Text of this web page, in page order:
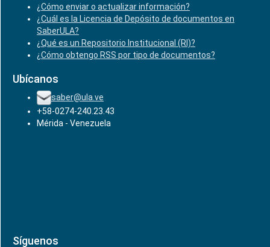
¿Cómo enviar o actualizar información?
¿Cuál es la Licencia de Depósito de documentos en
SaberULA?
¿Qué es un Repositorio Institucional (RI)?
¿Cómo obtengo RSS por tipo de documentos?
Ubícanos
saber@ula.ve
+58-0274-240.23.43
Mérida - Venezuela
Síguenos